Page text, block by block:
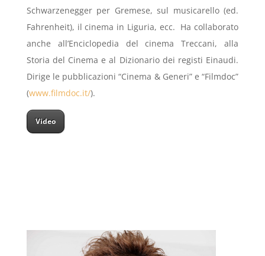
Schwarzenegger per Gremese, sul musicarello (ed.
Fahrenheit), il cinema in Liguria, ecc. Ha collaborato
anche all’Enciclopedia del cinema Treccani, alla
Storia del Cinema e al Dizionario dei registi Einaudi.
Dirige le pubblicazioni “Cinema & Generi” e “Filmdoc”
(www.filmdoc.it/).
Video